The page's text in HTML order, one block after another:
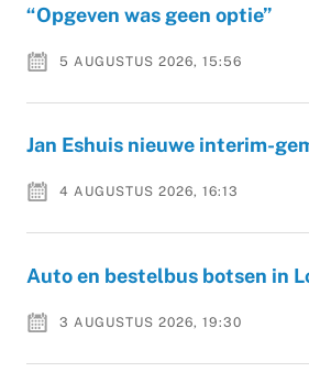
“Opgeven was geen optie”
5 AUGUSTUS 2026, 15:56
Jan Eshuis nieuwe interim-
4 AUGUSTUS 2026, 16:13
Auto en bestelbus botsen in
3 AUGUSTUS 2026, 19:30